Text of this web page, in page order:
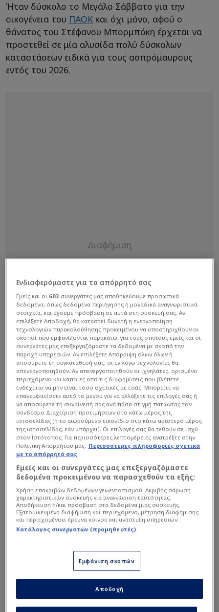
Ήταν δύσκολο το Μεγάλο Σάββατο για την
οικογένεια του ΠΑΟΚ και όχι μόνο, αφού ο
θάνατος του Στέφανου Μπορμπόκη έρχεται να
προστεθεί σε μία αλυσίδα πολύ δύσκολων
καταστάσεων ειδικά για τους ασπρόμαυρους
εντός του 2026.
Ο Μπορμπόκης ταλαιπωρήθηκε πάρα πολύ τα
τελευταία χρόνια και οι δικοί του άνθρωποι αλλά
και πρώην συμπαίκτες του που είχαν επαφές μαζί
του, αντιλαμβανόταν τη δυσκολία της
κατάστασης.
Διαβάστε επίσης...
Πώληση… Κωστούλα ο
Μουζακίτης - Οι 4 Έλληνες
στη λίστα της Γιουβέντους
Τον διώχνει 2η φορά από
Ολυμπιακό ο Μεντιλίμπαρ -
Κινητικότητα με Κωστούλα!
Ενδιαφερόμαστε για το απόρρητό σας
Εμείς και οι 603 συνεργάτες μας αποθηκεύουμε προσωπικά
δεδομένα, όπως δεδομένα περιήγησης ή μοναδικά αναγνωριστικά
στοιχεία, και έχουμε πρόσβαση σε αυτά στη συσκευή σας. Αν
επιλέξετε Αποδοχή, θα καταστεί δυνατή η ενεργοποίηση
τεχνολογιών παρακολούθησης προκειμένου να υποστηριχθούν οι
σκοποί που εμφανίζονται παρακάτω, για τους οποίους εμείς και οι
συνεργάτες μας επεξεργαζόμαστε τα δεδομένα με σκοπό την
παροχή υπηρεσιών. Αν επιλέξετε Απόρριψη όλων όλων ή
αποσύρετε τη συγκατάθεσή σας, οι εν λόγω τεχνολογίες θα
απενεργοποιηθούν. Αν απενεργοποιηθούν οι ιχνηλάτες, ορισμένο
περιεχόμενο και κάποιες από τις διαφημίσεις που βλέπετε
ενδέχεται να μην είναι τόσο σχετικές με εσάς. Μπορείτε να
επανεμφανίσετε αυτό το μενού για να αλλάξετε τις επιλογές σας ή
να αποσύρετε τη συναίνεσή σας ανά πάσα στιγμή πατώντας τον
σύνδεσμο Διαχείριση προτιμήσεων στο κάτω μέρος της
ιστοσελίδας [ή το αιωρούμενο εικονίδιο στο κάτω αριστερό μέρος
της ιστοσελίδας, εάν υπάρχει]. Οι επιλογές σας θα τεθούν σε ισχύ
στον Ιστότοπος. Για περισσότερες λεπτομέρειες ανατρέξτε στην
Πολιτική Απορρήτου μας. Περισσότερες πληροφορίες σχετικά
με το απόρρητό σας
Εμείς και οι συνεργάτες μας επεξεργαζόμαστε
δεδομένα προκειμένου να παρασχεθούν τα εξής:
Χρήση επακριβών δεδομένων γεωεντοπισμού. Ακριβής σάρωση
χαρακτηριστικών συσκευής για αναγνώριση ταυτότητας.
Αποθήκευση ή/και πρόσβαση στα δεδομένα μιας συσκευής.
Εξατομικευμένη διαφήμιση και περιεχόμενο, μέτρηση διαφήμισης
και περιεχομένου, έρευνα κοινού και ανάπτυξη υπηρεσιών.
Κατάλογος συνεργατών (προμηθευτές)
Εμφάνιση σκοπών
Αποδοχή